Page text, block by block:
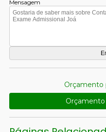
Mensagem
Orçamento